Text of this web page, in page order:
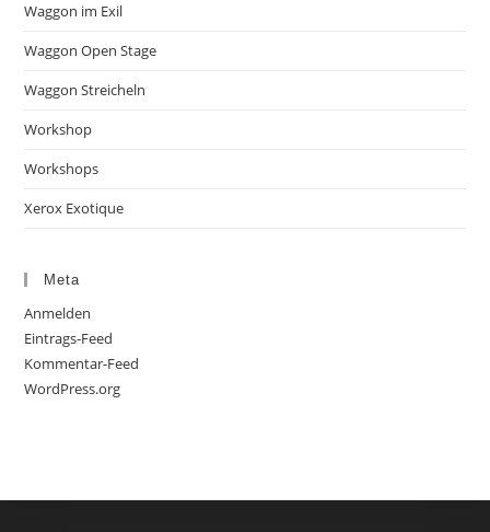
Waggon im Exil
Waggon Open Stage
Waggon Streicheln
Workshop
Workshops
Xerox Exotique
Meta
Anmelden
Eintrags-Feed
Kommentar-Feed
WordPress.org